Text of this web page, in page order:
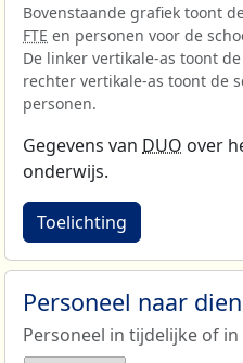
Bovenstaande grafiek toont
FTE en personen voor de
De linker vertikale-as toont
rechter vertikale-as toont de
personen.
Gegevens van DUO over
onderwijs.
Toelichting
Personeel naar
Personeel in tijdelijke of